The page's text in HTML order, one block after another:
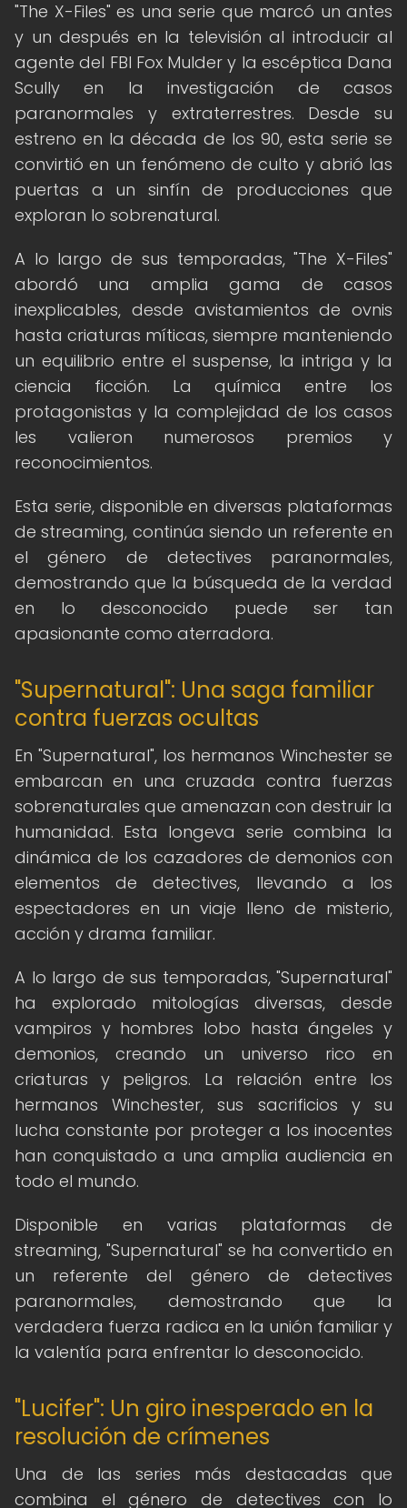
"The X-Files" es una serie que marcó un antes
y un después en la televisión al introducir al
agente del FBI Fox Mulder y la escéptica Dana
Scully en la investigación de casos
paranormales y extraterrestres. Desde su
estreno en la década de los 90, esta serie se
convirtió en un fenómeno de culto y abrió las
puertas a un sinfín de producciones que
exploran lo sobrenatural.
A lo largo de sus temporadas, "The X-Files"
abordó una amplia gama de casos
inexplicables, desde avistamientos de ovnis
hasta criaturas míticas, siempre manteniendo
un equilibrio entre el suspense, la intriga y la
ciencia ficción. La química entre los
protagonistas y la complejidad de los casos
les valieron numerosos premios y
reconocimientos.
Esta serie, disponible en diversas plataformas
de streaming, continúa siendo un referente en
el género de detectives paranormales,
demostrando que la búsqueda de la verdad
en lo desconocido puede ser tan
apasionante como aterradora.
"Supernatural": Una saga familiar
contra fuerzas ocultas
En "Supernatural", los hermanos Winchester se
embarcan en una cruzada contra fuerzas
sobrenaturales que amenazan con destruir la
humanidad. Esta longeva serie combina la
dinámica de los cazadores de demonios con
elementos de detectives, llevando a los
espectadores en un viaje lleno de misterio,
acción y drama familiar.
A lo largo de sus temporadas, "Supernatural"
ha explorado mitologías diversas, desde
vampiros y hombres lobo hasta ángeles y
demonios, creando un universo rico en
criaturas y peligros. La relación entre los
hermanos Winchester, sus sacrificios y su
lucha constante por proteger a los inocentes
han conquistado a una amplia audiencia en
todo el mundo.
Disponible en varias plataformas de
streaming, "Supernatural" se ha convertido en
un referente del género de detectives
paranormales, demostrando que la
verdadera fuerza radica en la unión familiar y
la valentía para enfrentar lo desconocido.
"Lucifer": Un giro inesperado en la
resolución de crímenes
Una de las series más destacadas que
combina el género de detectives con lo